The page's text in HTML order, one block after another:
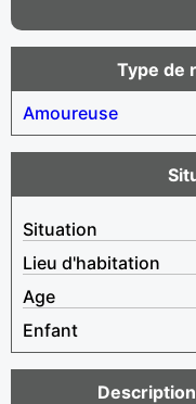
Type de
Amoureuse
Situation
Lieu d'habitation
Age
Enfant